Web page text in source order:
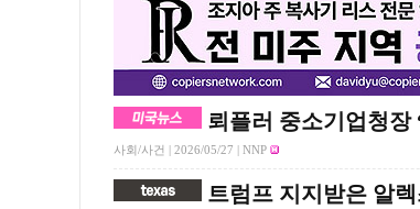
뢰플러 중소기업청장
사회/사건 | 2026/05/27 | NNP
트럼프 지지받은 알